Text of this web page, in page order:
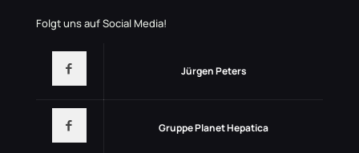
Folgt uns auf Social Media!
Jürgen Peters
Gruppe Planet Hepatica